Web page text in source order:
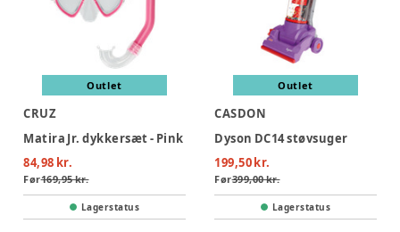
Outlet
CRUZ
Matira Jr. dykkersæt - Pink
84,98 kr.
Før169,95 kr.
Lagerstatus
Outlet
CASDON
Dyson DC14 støvsuger
199,50 kr.
Før399,00 kr.
Lagerstatus